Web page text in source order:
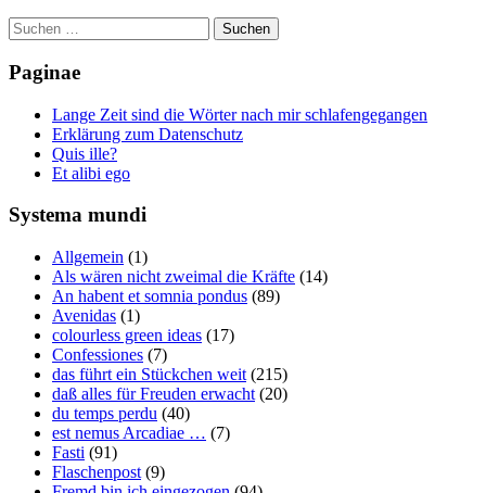
Suchen
nach:
Paginae
Lange Zeit sind die Wörter nach mir schlafengegangen
Erklärung zum Datenschutz
Quis ille?
Et alibi ego
Systema mundi
Allgemein (1)
Als wären nicht zweimal die Kräfte (14)
An habent et somnia pondus (89)
Avenidas (1)
colourless green ideas (17)
Confessiones (7)
das führt ein Stückchen weit (215)
daß alles für Freuden erwacht (20)
du temps perdu (40)
est nemus Arcadiae … (7)
Fasti (91)
Flaschenpost (9)